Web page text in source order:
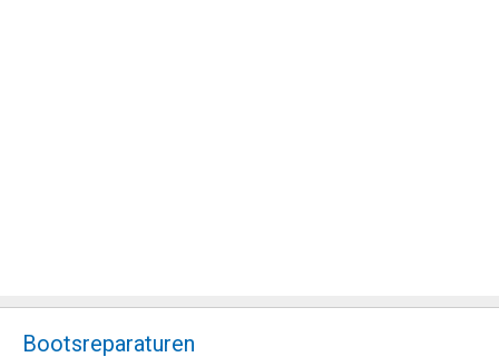
Bootsreparaturen